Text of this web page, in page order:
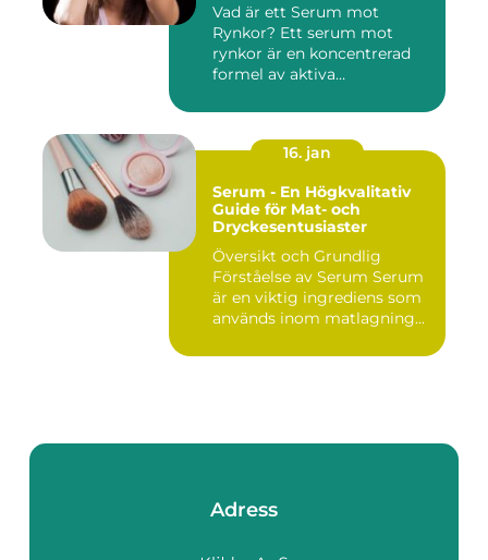
Vad är ett Serum mot
Rynkor? Ett serum mot
rynkor är en koncentrerad
formel av aktiva
16. jan
Serum - En Högkvalitativ
Guide för Mat- och
Dryckesentusiaster
Översikt och Grundlig
Förståelse av Serum Serum
är en viktig ingrediens som
används inom matlagning...
Adress